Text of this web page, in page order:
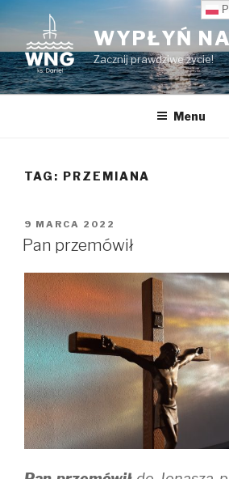
Przeskocz
do
treści
WYPŁYŃ
Zacznij prawdziwe życie!
Menu
TAG: PRZEMIANA
OPUBLIKOWANE
W
9 MARCA 2022
Pan przemówił